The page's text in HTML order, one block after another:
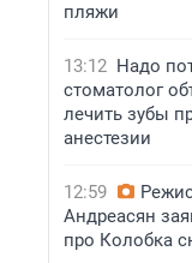
пляжи
13:12 Надо
стоматолог
лечить зубы
анестезии
12:59
Андреасян
про Колобка